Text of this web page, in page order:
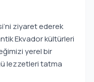
ziyaret ederek
Ekvador kültürleri
yerel bir
lezzetleri tatma